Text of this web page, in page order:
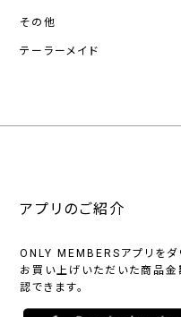
その他
テーラーメイド
アプリのご紹介
ONLY MEMBERSアプリをダ
お買い上げいただいた商品金
認できます。